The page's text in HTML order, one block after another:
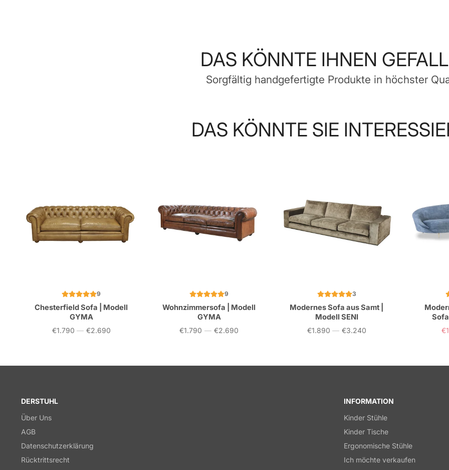
DAS KÖNNTE IHNEN
Sorgfältig handgefertigte Produkte in höchster
DAS KÖNNTE SIE
9
Chesterfield Sofa | Modell
GYMA
Preis
€1.790 — €2.690
9
Wohnzimmersofa | Modell
GYMA
Preis
€1.790 — €2.690
3
Modernes Sofa aus Samt |
Modell SENI
Preis
€1.890 — €3.240
DERSTUHL
Über Uns
AGB
Datenschutzerklärung
Rücktrittsrecht
INFORMATION
Kinder Stühle
Kinder Tische
Ergonomische Stühle
Ich möchte verkaufen